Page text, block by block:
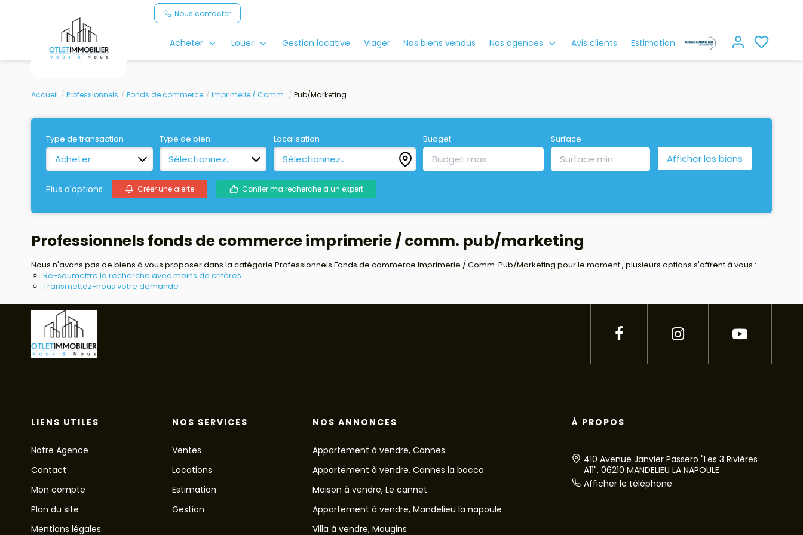
Nous contacter
Acheter Louer Gestion locative Viager Nos biens vendus Nos agences Avis clients Estimation
Accueil Professionnels Fonds de commerce Imprimerie / Comm. Pub/Marketing
Type de transaction
Acheter
Type de bien
Sélectionnez...
Localisation
Sélectionnez...
Budget Surface
Plus d'options Créer une alerte Confier ma recherche à un expert
Professionnels fonds de commerce imprimerie / comm. pub/marketing
Nous n'avons pas de biens à vous proposer dans la catégorie Professionnels Fonds de commerce Imprimerie / Comm. Pub/Marketing pour le moment , plusieurs options s'offrent à vous :
Re-soumettre la recherche avec moins de critères.
Transmettez-nous votre demande
LIENS UTILES
Notre Agence
Contact
Mon compte
Plan du site
Mentions légales
NOS SERVICES
Ventes
Locations
Estimation
Gestion
NOS ANNONCES
Appartement à vendre, Cannes
Appartement à vendre, Cannes la bocca
Maison à vendre, Le cannet
Appartement à vendre, Mandelieu la napoule
Villa à vendre, Mougins
À PROPOS
410 Avenue Janvier Passero "Les 3 Rivières
A11", 06210 MANDELIEU LA NAPOULE
Afficher le téléphone